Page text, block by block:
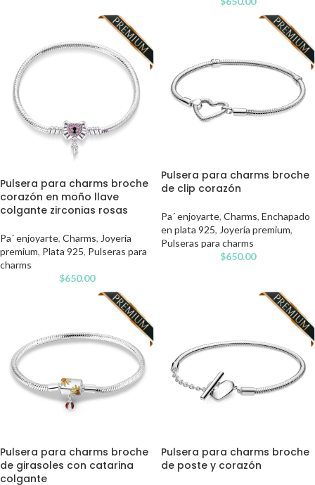
Pulsera para charms broche
corazón en moño llave
colgante zirconias rosas
Pa´ enjoyarte, Charms, Joyería
premium, Plata 925, Pulseras para
charms
$650.00
Pulsera para charms broche
de clip corazón
Pa´ enjoyarte, Charms, Enchapado
en plata 925, Joyería premium,
Pulseras para charms
$650.00
Pulsera para charms broche
de girasoles con catarina
colgante
Pulsera para charms broche
de poste y corazón